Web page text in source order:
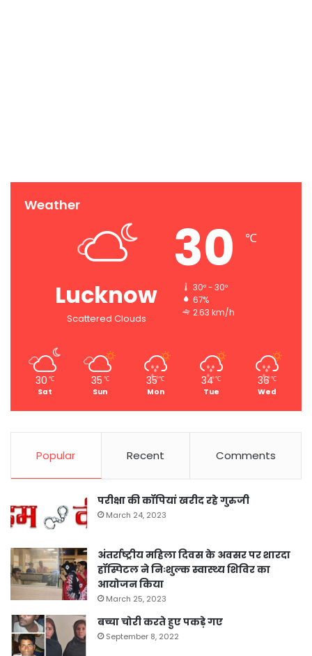
Weather
Lucknow
Scattered Clouds
30 ℃
30º - 30º
67%
2.63 km/h
30 ℃
Sat
35 ℃
Sun
35℃
Mon
34℃
Tue
36 ℃
Wed
Popular Recent Comments
परीक्षा की कॉपियां खरीद रहे गुरुजी
March 24, 2023
अंतर्राष्ट्रीय महिला दिवस के अवसर पर शारदा
हॉस्पिटल ने निःशुल्क स्वास्थ्य शिविर का
आयोजन किया
March 25, 2023
बच्चा चोरी करते हुए पकड़े गए
September 8, 2022